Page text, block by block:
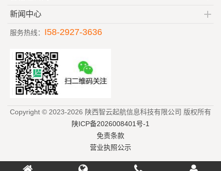
新闻中心
服务热线： I58-2927-3636
Copyright © 2023-2026 陕西智云起航信息科技有限公司 版权所有
陕ICP备2026008401号-1
免责条款
营业执照公示